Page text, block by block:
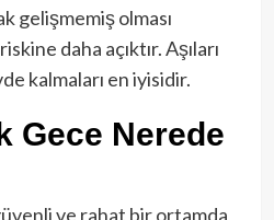
gelişmemiş olması
daha açıktır. Aşıları
kalmaları en iyisidir.
Gece Nerede
ve rahat bir ortamda